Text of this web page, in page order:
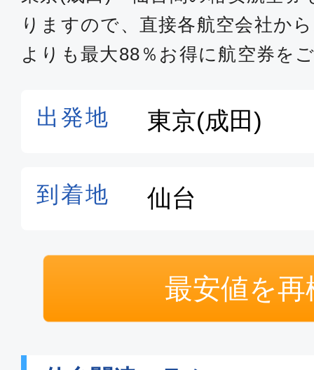
りますので、直接各航空会社か
よりも最大88％お得に航空券を
最安値を再